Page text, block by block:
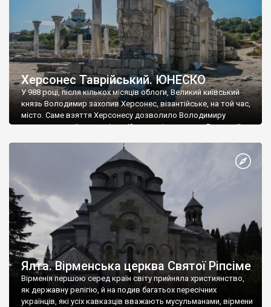
Херсонес Таврійський. ЮНЕСКО
У 988 році, після кількох місяців облоги, Великий київський
князь Володимир захопив Херсонес, візантійське, на той час,
місто. Саме взяття Херсонесу дозволило Володимиру
диктувати свої умови візантійському імператору Василю ІІ, та
Херсонесі Володимир-язичник, став Василем-християнином.
А потім було Хрещення Русі. На честь Херсонесу Таврійського
Ялта. Вірменська церква Святої Ріпсіме
Вірменія першою серед країн світу прийняла християнство,
як державну релігію, й на подив багатьох пересічних
українців, які усіх кавказців вважають мусульманами, вірмени